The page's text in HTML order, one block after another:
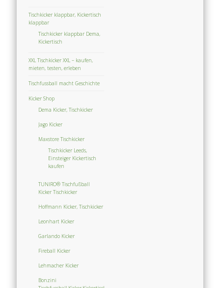
Tischkicker klappbar, Kickertisch
klappbar
Tischkicker klappbar Dema,
Kickertisch
XXL Tischkicker XXL – kaufen,
mieten, testen, erleben
Tischfussball macht Geschichte
Kicker Shop
Dema Kicker, Tischkicker
Jago Kicker
Maxstore Tischkicker
Tischkicker Leeds,
Einsteiger Kickertisch
kaufen
TUNIRO® Tischfußball
Kicker Tischkicker
Hoffmann Kicker, Tischkicker
Leonhart Kicker
Garlando Kicker
Fireball Kicker
Lehmacher Kicker
Bonzini